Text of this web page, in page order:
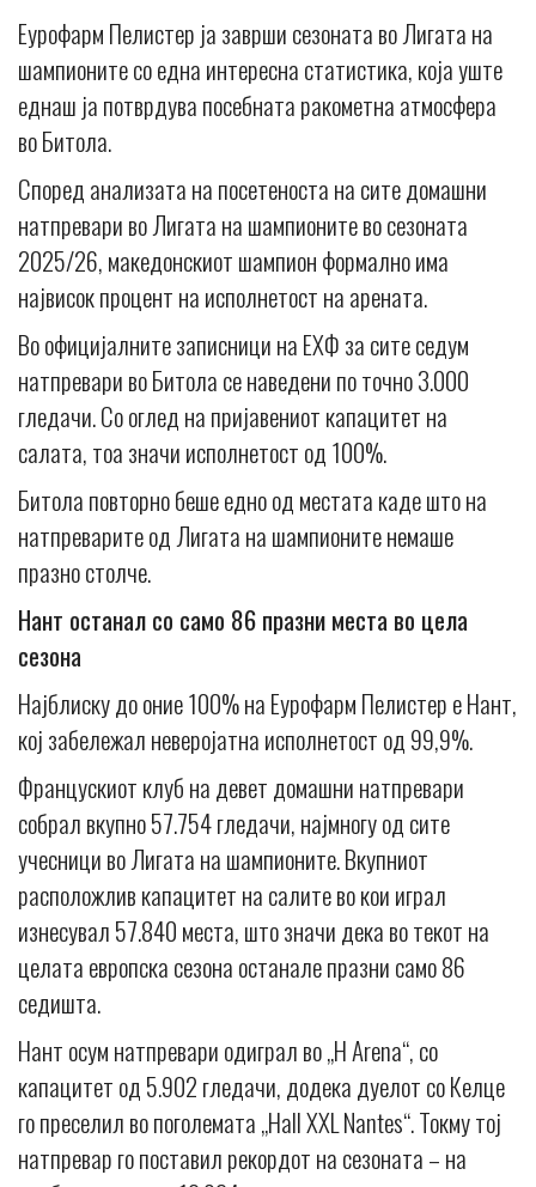
Еурофарм Пелистер ја заврши сезоната во Лигата на
шампионите со една интересна статистика, која уште
еднаш ја потврдува посебната ракометна атмосфера
во Битола.
Според анализата на посетеноста на сите домашни
натпревари во Лигата на шампионите во сезоната
2025/26, македонскиот шампион формално има
највисок процент на исполнетост на арената.
Во официјалните записници на ЕХФ за сите седум
натпревари во Битола се наведени по точно 3.000
гледачи. Со оглед на пријавениот капацитет на
салата, тоа значи исполнетост од 100%.
Битола повторно беше едно од местата каде што на
натпреварите од Лигата на шампионите немаше
празно столче.
Нант останал со само 86 празни места во цела
сезона
Најблиску до oние 100% на Еурофарм Пелистер е Нант,
кој забележал неверојатна исполнетост од 99,9%.
Францускиот клуб на девет домашни натпревари
собрал вкупно 57.754 гледачи, најмногу од сите
учесници во Лигата на шампионите. Вкупниот
расположлив капацитет на салите во кои играл
изнесувал 57.840 места, што значи дека во текот на
целата европска сезона останале празни само 86
седишта.
Нант осум натпревари одиграл во „H Arena“, со
капацитет од 5.902 гледачи, додека дуелот со Келце
го преселил во поголемата „Hall XXL Nantes“. Токму тој
натпревар го поставил рекордот на сезоната – на